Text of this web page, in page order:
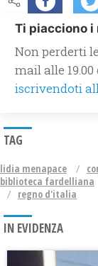
Ti piacciono
Non perderti
mail alle
iscrivendoti
TAG
lidia menapace
biblioteca fardelliana
regno d'italia
IN EVIDENZA